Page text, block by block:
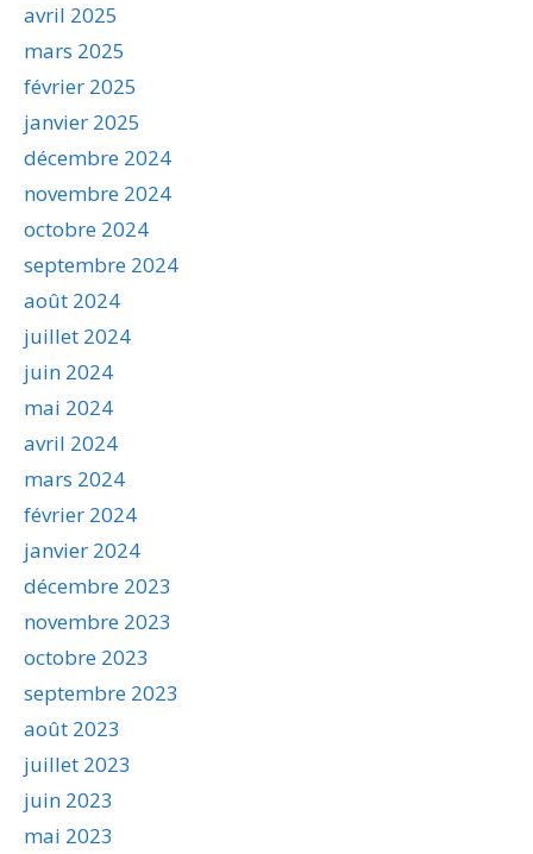
avril 2025
mars 2025
février 2025
janvier 2025
décembre 2024
novembre 2024
octobre 2024
septembre 2024
août 2024
juillet 2024
juin 2024
mai 2024
avril 2024
mars 2024
février 2024
janvier 2024
décembre 2023
novembre 2023
octobre 2023
septembre 2023
août 2023
juillet 2023
juin 2023
mai 2023